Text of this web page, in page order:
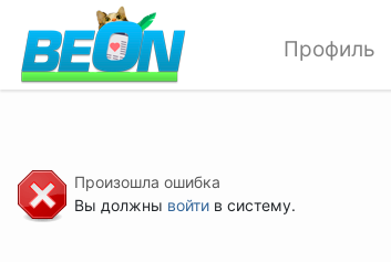
Профиль
Произошла ошибка
Вы должны войтив систему.